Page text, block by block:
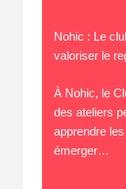
Nohic : Le
valoriser le
À Nohic, le
des ateliers
apprendre
émerger…